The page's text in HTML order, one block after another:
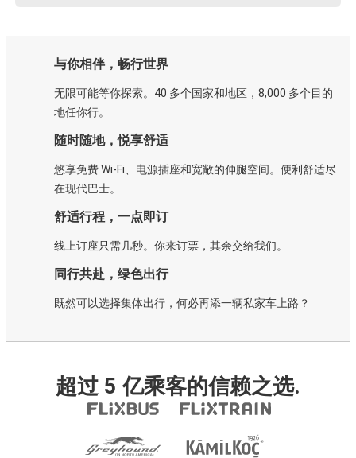
与你相伴，畅行世界
无限可能等你探索。40 多个国家和地区，8,000 多个目的
地任你行。
随时随地，悦享舒适
悠享免费 Wi-Fi、电源插座和宽敞的伸腿空间。便利舒适尽
在现代巴士。
舒适行程，一点即订
线上订座只需几秒。你来订票，其余交给我们。
同行共赴，绿色出行
既然可以选择集体出行，何必再添一辆私家车上路？
超过 5 亿乘客的信赖之选.